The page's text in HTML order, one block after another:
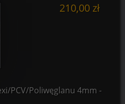
210,00 zł
PCV/Poliwęglanu 4mm -